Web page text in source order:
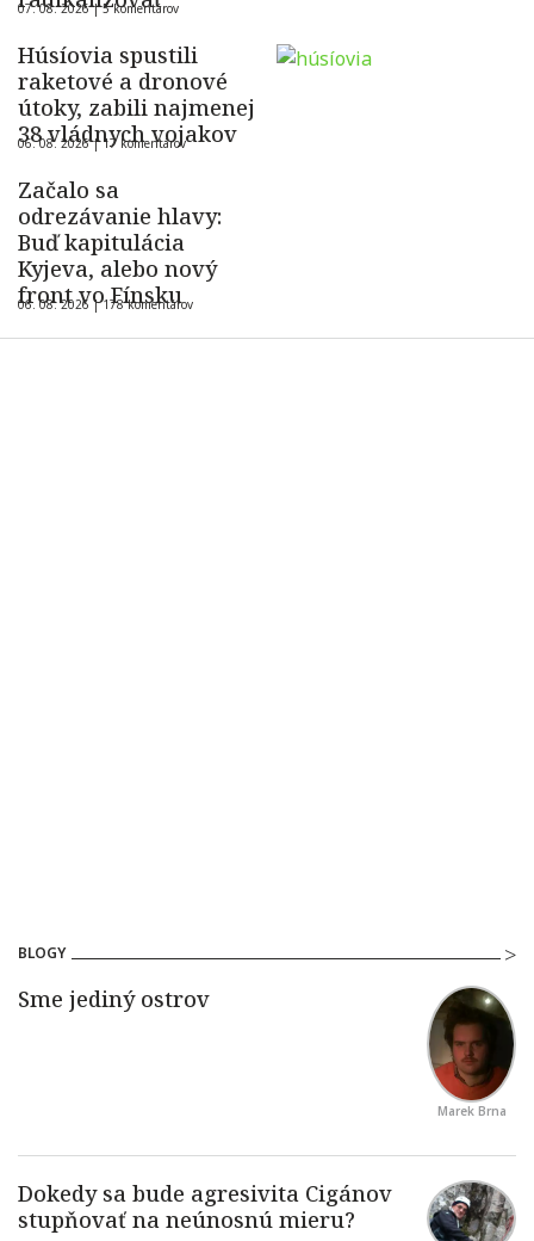
07. 08. 2026 |5 komentárov
Húsíovia spustili
raketové a dronové
útoky, zabili najmenej
38 vládnych vojakov
06. 08. 2026 |17 komentárov
Začalo sa
odrezávanie hlavy:
Buď kapitulácia
Kyjeva, alebo nový
front vo Fínsku
06. 08. 2026 |178 komentárov
BLOGY
Marek Brna